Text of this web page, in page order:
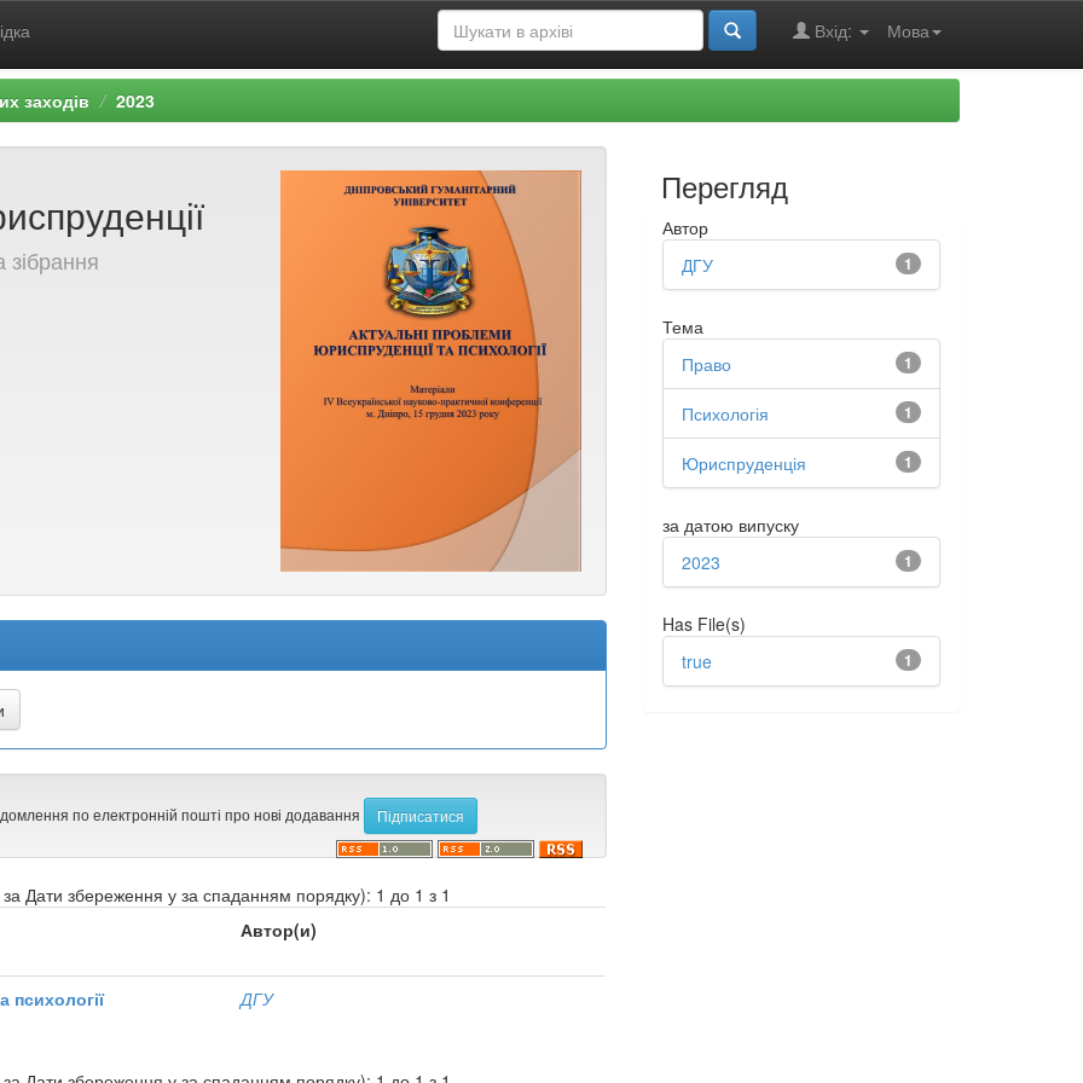
Мова
Вхід:
заходів 2023
зібрання
по електронній пошті про нові додавання
Дати збереження у за спаданням порядку): 1 до 1 з 1
Автор(и)
психології ДГУ
Перегляд
Автор
1
ДГУ
Тема
1
Право
1
Психологія
1
Юриспруденція
за датою випуску
1
2023
Has File(s)
1
true